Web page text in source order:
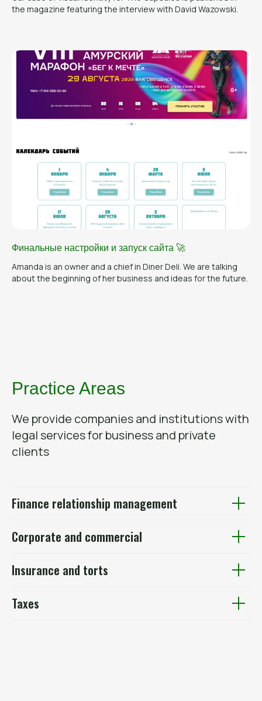
the magazine featuring the interview with David Wazowski.
Финальные настройки и запуск сайта 🚀
Amanda is an owner and a chief in Diner Deli. We are talking
about the beginning of her business and ideas for the future.
Practice Areas
We provide companies and institutions with
legal services for business and private
clients
Finance relationship management
Corporate and commercial
Insurance and torts
Taxes